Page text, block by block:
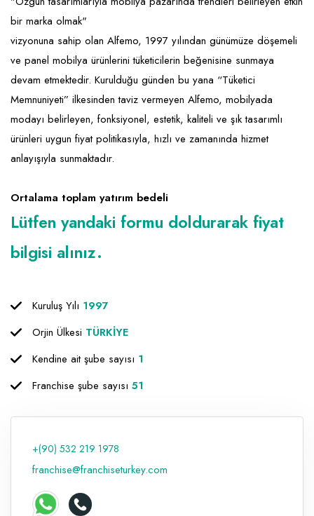
Ev Hizmetleri
Sağlık Güzellik
Turizm - Eğlence
Market FMGC - Katlı Mağaza
Mobilya ve Ev Tekstili
Oyuncak ve Hediyelik
Takı
Yapı Malzemesi - Hırdavat
Gayrimenkul
Gıda ve Sarf Malzemeleri
Güvenlik - Temizlik
Giyim - Aksesuar
Hukuk - Marka - Patent ve Tercüme
Isıtma - Soğutma ve Havalandırma
Lojistik - Kargo ve Kurye
Mali Kayıt ve Denetim
Matbaa - Fotoğraf
Proje - İnşaat ve Tesisat
Raf ve Depo Sistemleri
Reklam - Tanıtım - PR ve İnternet
Seyahat - Rent A Car
Tabela - Dijital Baskı
bir marka olmak"
vizyonuna sahip olan Alfemo, 1997 yılından günümüze döşemeli
ve panel mobilya ürünlerini tüketicilerin beğenisine sunmaya
devam etmektedir. Kurulduğu günden bu yana “Tüketici
Memnuniyeti” ilkesinden taviz vermeyen Alfemo, mobilyada
modayı belirleyen, fonksiyonel, estetik, kaliteli ve şık tasarımlı
ürünleri uygun fiyat politikasıyla, hızlı ve zamanında hizmet
anlayışıyla sunmaktadır.
Ortalama toplam yatırım bedeli
Lütfen yandaki formu doldurarak fiyat
bilgisi alınız.
Kuruluş Yılı 1997
Orjin Ülkesi TÜRKİYE
Kendine ait şube sayısı 1
Franchise şube sayısı 51
+(90) 532 219 1978
franchise@franchiseturkey.com